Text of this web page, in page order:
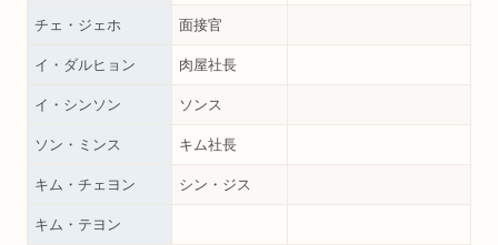
チェ・ジェホ 面接官
イ・ダルヒョン 肉屋社長
イ・シンソン ソンス
ソン・ミンス キム社長
キム・チェヨン シン・ジス
キム・テヨン